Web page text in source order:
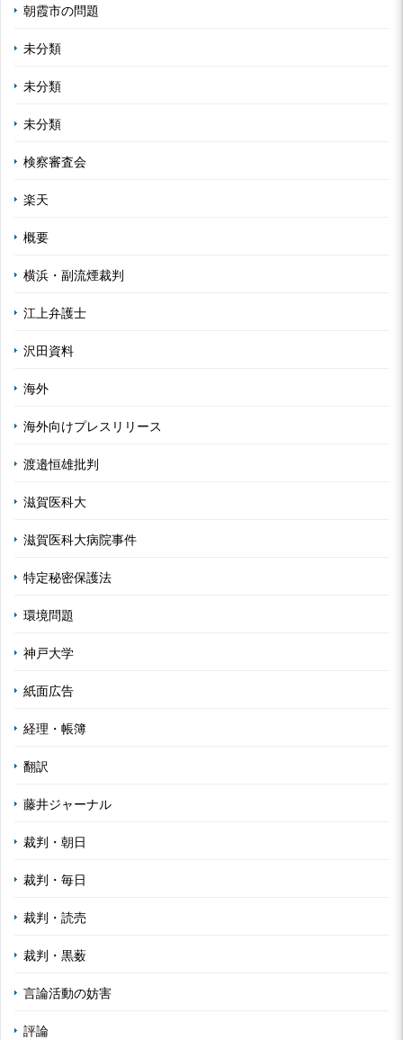
朝霞市の問題
未分類
未分類
未分類
検察審査会
楽天
概要
横浜・副流煙裁判
江上弁護士
沢田資料
海外
海外向けプレスリリース
渡邉恒雄批判
滋賀医科大
滋賀医科大病院事件
特定秘密保護法
環境問題
神戸大学
紙面広告
経理・帳簿
翻訳
藤井ジャーナル
裁判・朝日
裁判・毎日
裁判・読売
裁判・黒薮
言論活動の妨害
評論